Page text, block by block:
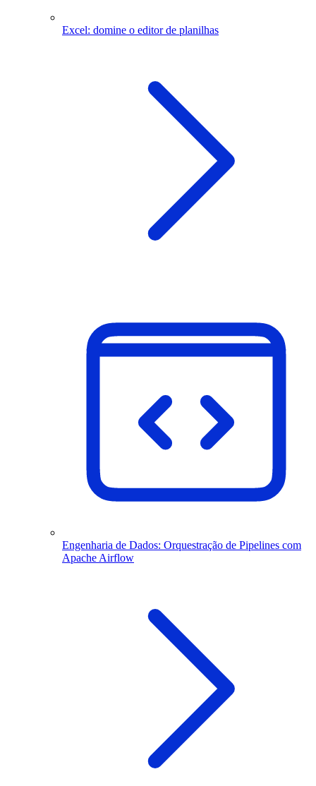
Excel: domine o editor de planilhas
Engenharia de Dados: Orquestração de Pipelines com
Apache Airflow